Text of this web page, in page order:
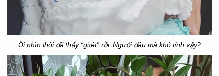
Ôi nhìn thôi đã thấy “ghét” rồi. Người đâu mà khó tính vậy?